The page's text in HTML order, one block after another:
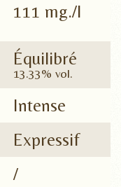
111 mg./l
Équilibré
13.33% vol.
Intense
Expressif
/